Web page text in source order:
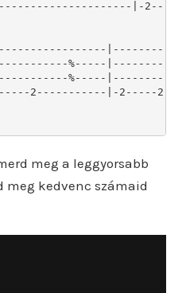
meg a leggyorsabb
kedvenc számaid